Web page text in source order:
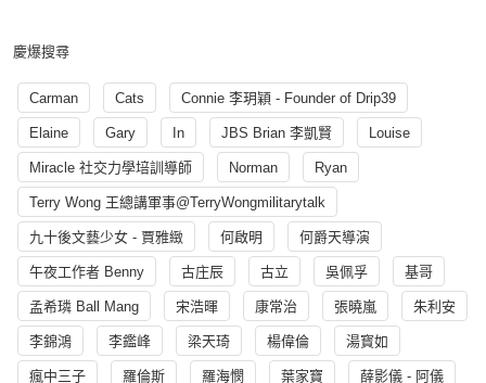
慶爆搜尋
Carman Cats Connie 李玥穎 - Founder of Drip39
Elaine Gary In JBS Brian 李凱賢 Louise
Miracle 社交力學培訓導師 Norman Ryan
Terry Wong 王總講軍事@TerryWongmilitarytalk
九十後文藝少女 - 賈雅緻 何啟明 何爵天導演
午夜工作者 Benny 古庄辰 古立 吳佩孚 基哥
孟希璘 Ball Mang 宋浩暉 康常治 張曉嵐 朱利安
李錦鴻 李鑑峰 梁天琦 楊偉倫 湯寳如
瘋中三子 羅倫斯 羅海憫 葉家寶 薛影儀 - 阿儀